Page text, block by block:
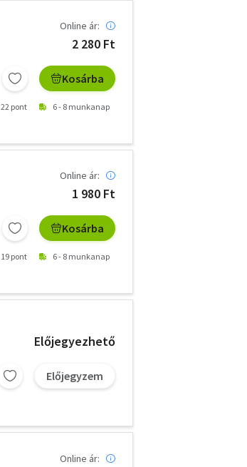
Online ár:
2 280 Ft
Kosárba
22 pont 6 - 8 munkanap
Online ár:
1 980 Ft
Kosárba
19 pont 6 - 8 munkanap
Előjegyezhető
Előjegyzem
Online ár: